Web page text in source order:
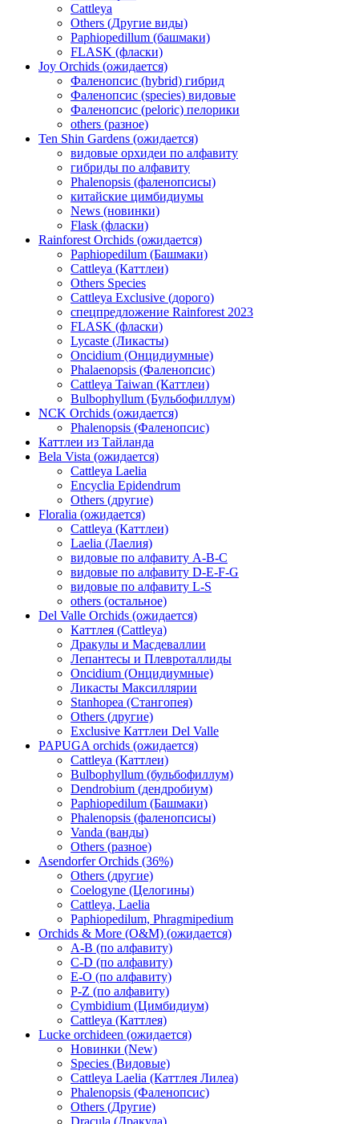
Cattleya
Others (Другие виды)
Paphiopedillum (башмаки)
FLASK (фласки)
Joy Orchids (ожидается)
Фаленопсис (hybrid) гибрид
Фаленопсис (species) видовые
Фаленопсис (peloric) пелорики
others (разное)
Ten Shin Gardens (ожидается)
видовые орхидеи по алфавиту
гибриды по алфавиту
Phalenopsis (фаленопсисы)
китайские цимбидиумы
News (новинки)
Flask (фласки)
Rainforest Orchids (ожидается)
Paphiopedilum (Башмаки)
Cattleya (Каттлеи)
Others Species
Cattleya Exclusive (дорого)
спецпредложение Rainforest 2023
FLASK (фласки)
Lycaste (Ликасты)
Oncidium (Онцидиумные)
Phalaenopsis (Фаленопсис)
Cattleya Taiwan (Каттлеи)
Bulbophyllum (Бульбофиллум)
NCK Orchids (ожидается)
Phalenopsis (Фаленопсис)
Каттлеи из Тайланда
Bela Vista (ожидается)
Cattleya Laelia
Encyclia Epidendrum
Others (другие)
Floralia (ожидается)
Cattleya (Каттлеи)
Laelia (Лаелия)
видовые по алфавиту A-B-C
видовые по алфавиту D-E-F-G
видовые по алфавиту L-S
others (остальное)
Del Valle Orchids (ожидается)
Каттлея (Cattleya)
Дракулы и Масдеваллии
Лепантесы и Плевроталлиды
Oncidium (Онцидиумные)
Ликасты Максиллярии
Stanhopea (Стангопея)
Others (другие)
Exclusive Каттлеи Del Valle
PAPUGA orchids (ожидается)
Cattleya (Каттлеи)
Bulbophyllum (бульбофиллум)
Dendrobium (дендробиум)
Paphiopedilum (Башмаки)
Phalenopsis (фаленопсисы)
Vanda (ванды)
Others (разное)
Asendorfer Orchids (36%)
Others (другие)
Coelogyne (Целогины)
Cattleya, Laelia
Paphiopedilum, Phragmipedium
Orchids & More (O&M) (ожидается)
A-B (по алфавиту)
C-D (по алфавиту)
E-O (по алфавиту)
P-Z (по алфавиту)
Cymbidium (Цимбидиум)
Cattleya (Каттлея)
Lucke orchideen (ожидается)
Новинки (New)
Species (Видовые)
Cattleya Laelia (Каттлея Лилеа)
Phalenopsis (Фаленопсис)
Others (Другие)
Dracula (Дракула)